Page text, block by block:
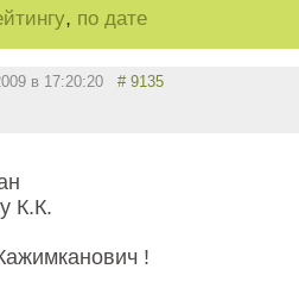
, по дате
в 17:20:20 # 9135
К.К.
!